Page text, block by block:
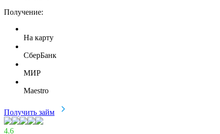
Получение:
На карту
СберБанк
МИР
Maestro
Получить займ
4.6